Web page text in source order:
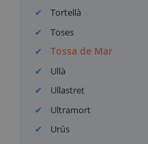
Tortellà
Toses
Tossa de Mar
Ullà
Ullastret
Ultramort
Urús